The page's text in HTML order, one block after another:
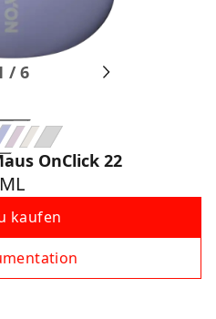
/6
OnClick 22
kaufen